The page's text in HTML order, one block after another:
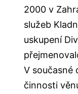
2000 v
služeb
uskupení
V současné
činnosti